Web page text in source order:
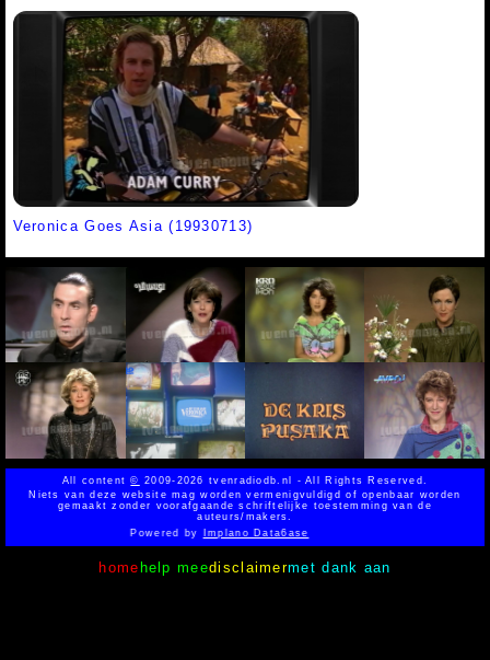
Veronica Goes Asia (19930713)
All content© 2009-2026 tvenradiodb.nl - All Rights Reserved.
Niets van deze website mag worden vermenigvuldigd of openbaar worden
gemaakt zonder voorafgaande schriftelijke toestemming van de
auteurs/makers.
Powered byImplano Data6ase
home help meedisclaimermet dank aan